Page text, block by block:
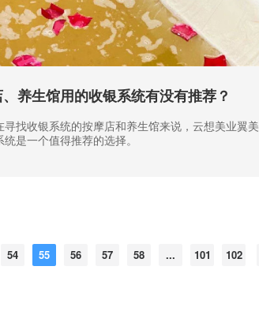
养生馆用的收银系统有没有推荐？
寻找收银系统的按摩店和养生馆来说，云想美业翼美
统是一个值得推荐的选择。
54 55 56 57 58 ... 101 102